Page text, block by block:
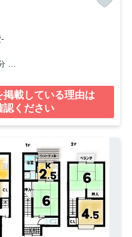
-
掲載している理由は
認ください